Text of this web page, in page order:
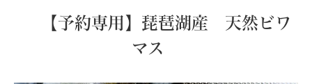
【予約専用】琵琶湖産 天然ビワ
マス